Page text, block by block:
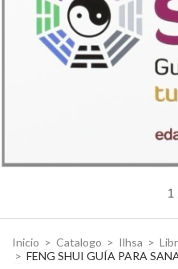
1
Inicio > Catalogo > Ilhsa >
> FENG SHUI GUÍA PARA